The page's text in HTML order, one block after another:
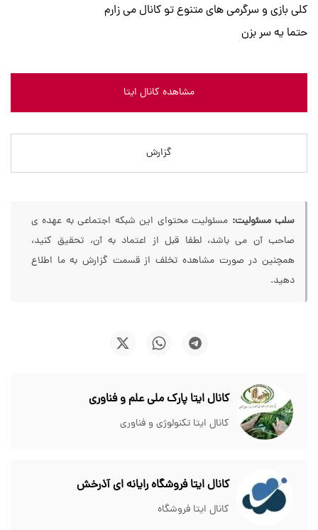
کلی بازی و سرگرمی های متنوع تو کانال می زارم
حتما یه سر بزن
مشاهده کانال ایتا
گزارش
سلب مسئولیت: مسئولیت محتوای این شبکه اجتماعی به عهده ی
صاحب آن می باشد، لطفا قبل از اعتماد به آن، تحقیق کنید،
همچنین در صورت مشاهده تخلف از قسمت گزارش به ما اطلاع
دهید.
کانال ایتا پارک ملی علم و فناوری
کانال ایتا تکنولوژی و فناوری
کانال ایتا فروشگاه رایانه ای آذرخش
کانال ایتا فروشگاه